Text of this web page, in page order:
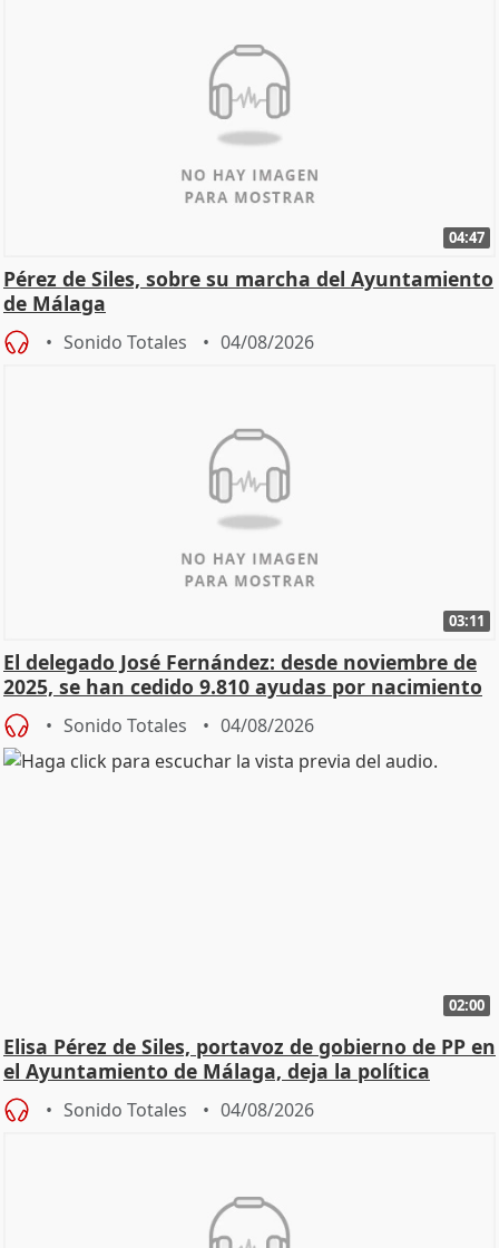
04:47
Pérez de Siles, sobre su marcha del Ayuntamiento
de Málaga
Sonido Totales 04/08/2026
03:11
El delegado José Fernández: desde noviembre de
2025, se han cedido 9.810 ayudas por nacimiento
Sonido Totales 04/08/2026
02:00
Elisa Pérez de Siles, portavoz de gobierno de PP en
el Ayuntamiento de Málaga, deja la política
Sonido Totales 04/08/2026